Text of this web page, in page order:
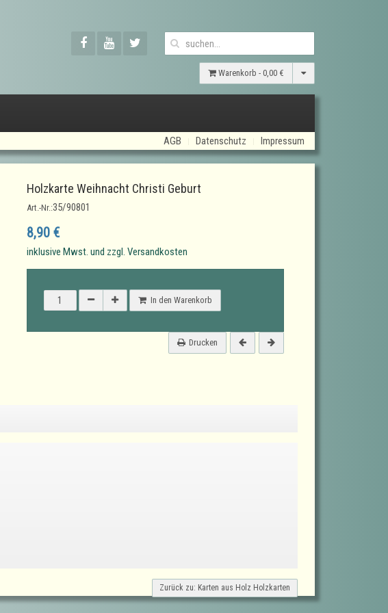
Warenkorb - 0,00 €
AGB Datenschutz Impressum
Holzkarte Weihnacht Christi Geburt
Art.-Nr.:35/90801
8,90 €
inklusive Mwst. und zzgl. Versandkosten
In den Warenkorb
Drucken
Zurück zu: Karten aus Holz Holzkarten